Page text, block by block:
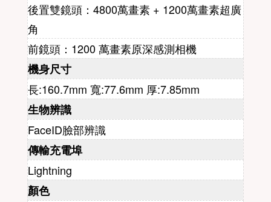
後置雙鏡頭：4800萬畫素 + 1200萬畫素超廣
角
前鏡頭：1200 萬畫素原深感測相機
機身尺寸
長:160.7mm 寬:77.6mm 厚:7.85mm
生物辨識
FaceID臉部辨識
傳輸充電埠
Lightning
顏色